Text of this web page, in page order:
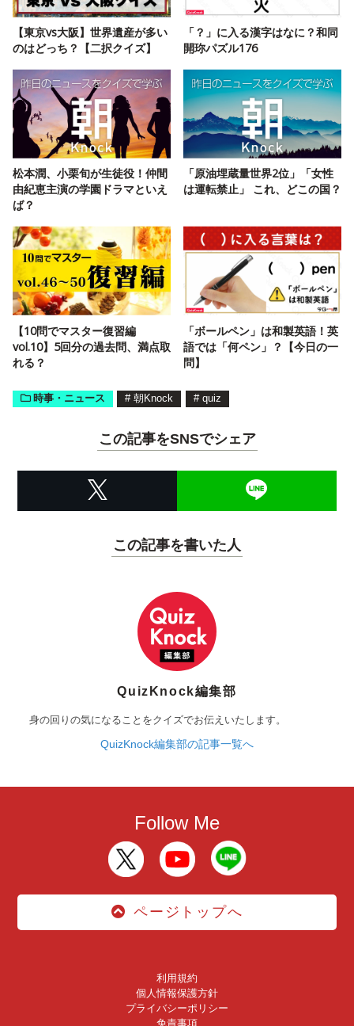
【東京vs大阪】世界遺産が多い
のはどっち？【二択クイズ】
「？」に入る漢字はなに？和同
開珎パズル176
松本潤、小栗旬が生徒役！仲間
由紀恵主演の学園ドラマといえ
ば？
「原油埋蔵量世界2位」「女性
は運転禁止」 これ、どこの国？
【10問でマスター復習編
vol.10】5回分の過去問、満点取
れる？
「ボールペン」は和製英語！英
語では「何ペン」？【今日の一
問】
時事・ニュース # 朝Knock # quiz
この記事をSNSでシェア
この記事を書いた人
QuizKnock編集部
身の回りの気になることをクイズでお伝えいたします。
QuizKnock編集部の記事一覧へ
Follow Me
ページトップへ
利用規約
個人情報保護方針
プライバシーポリシー
免責事項